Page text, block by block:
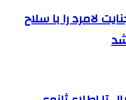
لامرد را با سلاح